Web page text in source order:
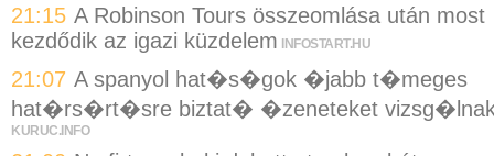
21:15 A Robinson Tours összeomlása után most
kezdődik az igazi küzdelem INFOSTART.HU
21:07 A spanyol hat�s�gok �jabb t�meges
hat�rs�rt�sre biztat� �zeneteket
KURUC.INFO